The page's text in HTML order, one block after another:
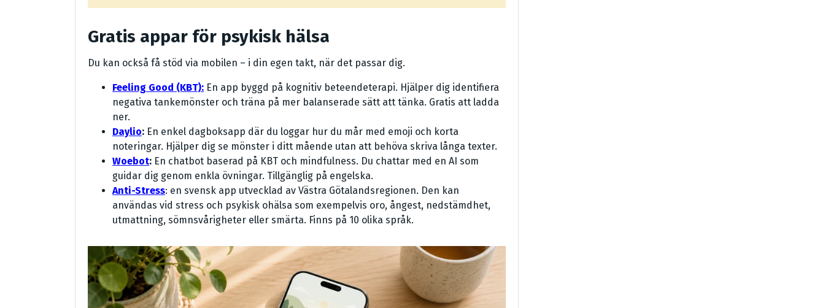
Gratis appar för psykisk hälsa
Du kan också få stöd via mobilen – i din egen takt, när det passar dig.
Feeling Good (KBT): En app byggd på kognitiv beteendeterapi. Hjälper dig identifiera
negativa tankemönster och träna på mer balanserade sätt att tänka. Gratis att ladda
ner.
Daylio: En enkel dagboksapp där du loggar hur du mår med emoji och korta
noteringar. Hjälper dig se mönster i ditt mående utan att behöva skriva långa texter.
Woebot: En chatbot baserad på KBT och mindfulness. Du chattar med en AI som
guidar dig genom enkla övningar. Tillgänglig på engelska.
Anti-Stress: en svensk app utvecklad av Västra Götalandsregionen. Den kan
användas vid stress och psykisk ohälsa som exempelvis oro, ångest, nedstämdhet,
utmattning, sömnsvårigheter eller smärta. Finns på 10 olika språk.